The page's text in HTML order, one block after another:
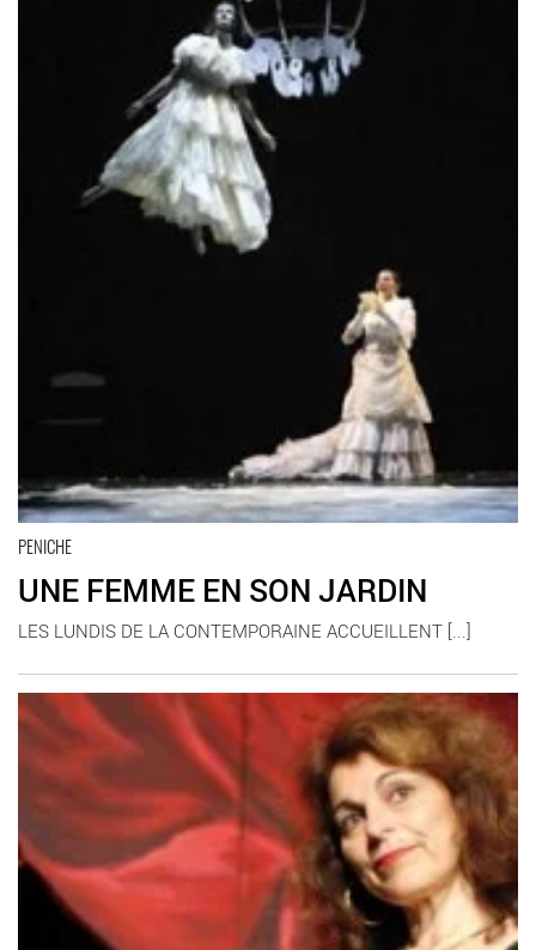
PENICHE
UNE FEMME EN SON JARDIN
LES LUNDIS DE LA CONTEMPORAINE ACCUEILLENT [...]
En savoir plus